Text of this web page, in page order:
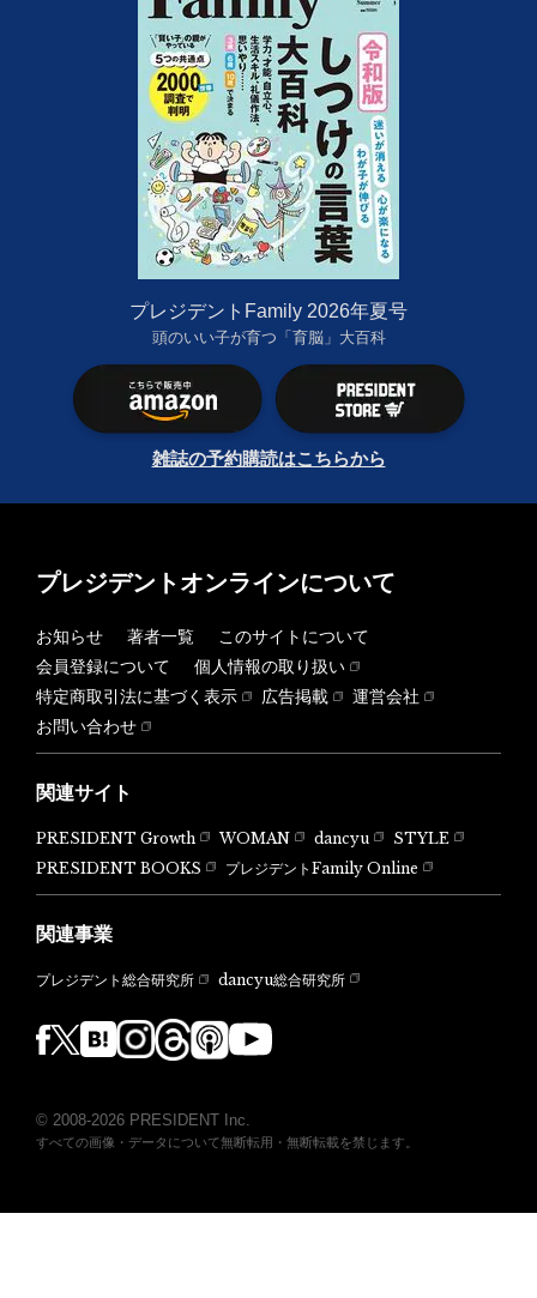
プレジデントFamily 2026年夏号
頭のいい子が育つ「育脳」大百科
雑誌の予約購読はこちらから
プレジデントオンラインについて
お知らせ 著者一覧
このサイトについて
会員登録について
個人情報の取り扱い
特定商取引法に基づく表示
広告掲載
運営会社
お問い合わせ
関連サイト
PRESIDENT Growth WOMAN dancyu
STYLE
PRESIDENT BOOKS
プレジデントFamily Online
関連事業
プレジデント総合研究所 dancyu総合研究所
© 2008-2026 PRESIDENT Inc.
すべての画像・データについて無断転用・無断転載を禁じます。